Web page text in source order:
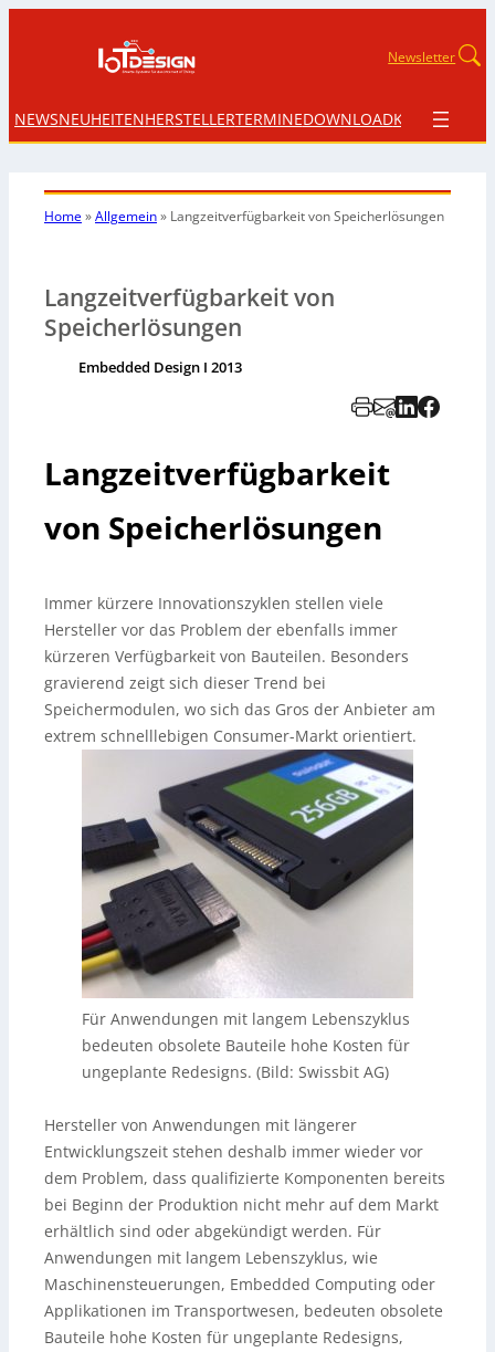
Newsletter
NEWSNEUHEITENHERSTELLERTERMINEDOWNLOADKONTAKT
Home»Allgemein» Langzeitverfügbarkeit von Speicherlösungen
Langzeitverfügbarkeit von
Speicherlösungen
Embedded Design I 2013
Langzeitverfügbarkeit
von Speicherlösungen
Immer kürzere Innovationszyklen stellen viele
Hersteller vor das Problem der ebenfalls immer
kürzeren Verfügbarkeit von Bauteilen. Besonders
gravierend zeigt sich dieser Trend bei
Speichermodulen, wo sich das Gros der Anbieter am
extrem schnelllebigen Consumer-Markt orientiert.
Für Anwendungen mit langem Lebenszyklus
bedeuten obsolete Bauteile hohe Kosten für
ungeplante Redesigns. (Bild: Swissbit AG)
Hersteller von Anwendungen mit längerer
Entwicklungszeit stehen deshalb immer wieder vor
dem Problem, dass qualifizierte Komponenten bereits
bei Beginn der Produktion nicht mehr auf dem Markt
erhältlich sind oder abgekündigt werden. Für
Anwendungen mit langem Lebenszyklus, wie
Maschinensteuerungen, Embedded Computing oder
Applikationen im Transportwesen, bedeuten obsolete
Bauteile hohe Kosten für ungeplante Redesigns,